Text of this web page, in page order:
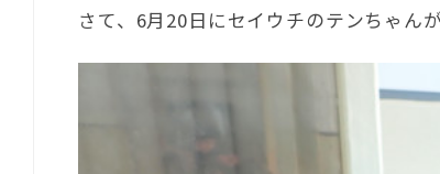
さて、6月20日にセイウチのテンちゃん